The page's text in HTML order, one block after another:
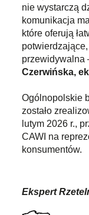
nie wystarczą
komunikacja
które oferują
przewidywalna
Czerwińska,
Ogólnopolskie
zostało
lutym 2026 r.,
CAWI na
konsumentów.
Ekspert